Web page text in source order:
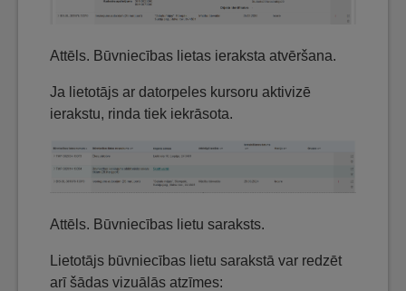
Attēls. Būvniecības lietas ieraksta atvēršana.
Ja lietotājs ar datorpeles kursoru aktivizē
ierakstu, rinda tiek iekrāsota.
Attēls. Būvniecības lietu saraksts.
Lietotājs būvniecības lietu sarakstā var redzēt
arī šādas vizuālās atzīmes: